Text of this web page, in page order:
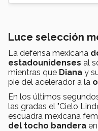
Luce selección
La defensa mexicana
estadounidenses al
mientras que Diana y
pie del acelerador a la
En los últimos
las gradas el "Cielo
escuadra mexicana
del tocho bandera